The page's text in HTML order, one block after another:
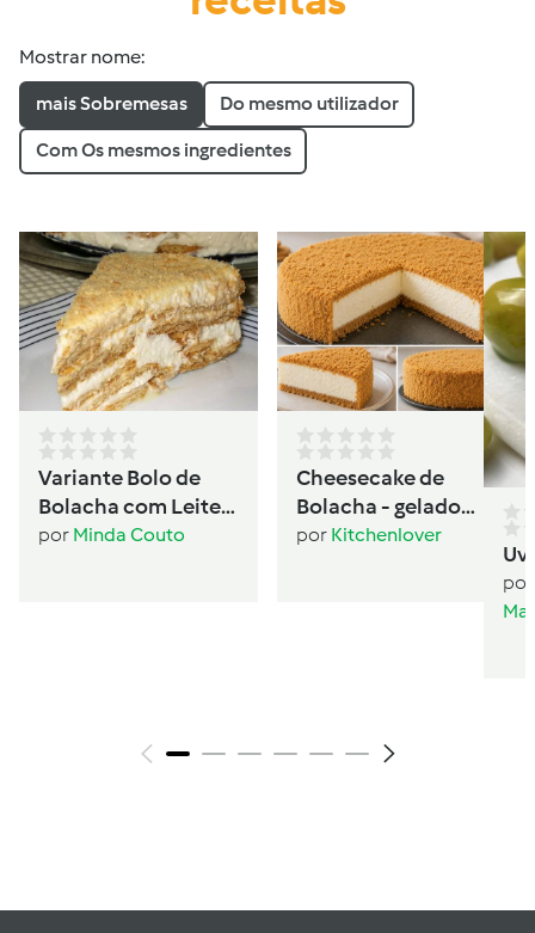
Mostrar nome:
mais Sobremesas Do mesmo utilizador
Com Os mesmos ingredientes
Variante Bolo de
Bolacha com Leite
Condensado
por Minda Couto
Cheesecake de
Bolacha - gelado
sanduíche
por Kitchenlover
por